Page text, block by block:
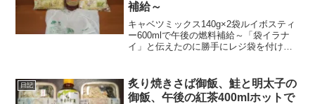
補給～
キャベツミックス140g×2袋ルイボスティ
ー600mlで午後の燃料補給～「袋イラナ
イ」と伝えたのに勝手にレジ袋を付けら
日記
炙り焼きさば御飯、鮭と明太子の
御飯、午後の紅茶400mlホットで